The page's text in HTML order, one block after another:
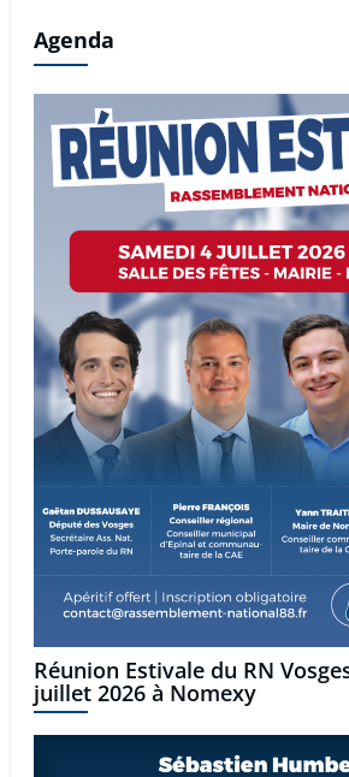
Agenda
Réunion Estivale du RN
juillet 2026 à Nomexy